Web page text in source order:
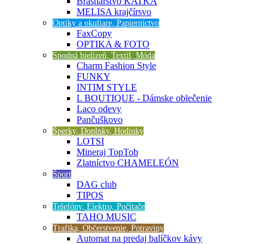
MELISA krajčírsvo
Optiky a okuliare, Papierníctvo
FaxCopy
OPTIKA & FOTO
Spodná bielizeň, Textil, Móda
Charm Fashion Style
FUNKY
INTIM STYLE
L BOUTIQUE - Dámske oblečenie
Laco odevy
Pančuškovo
Šperky, Doplnky, Hodinky
LOTSI
Mineraj TopTob
Zlatníctvo CHAMELEÓN
Šport
DAG club
TIPOS
Telefóny, Elektro, Počítače
TAHO MUSIC
Trafika, Občerstvenie, Potraviny
Automat na predaj balíčkov kávy